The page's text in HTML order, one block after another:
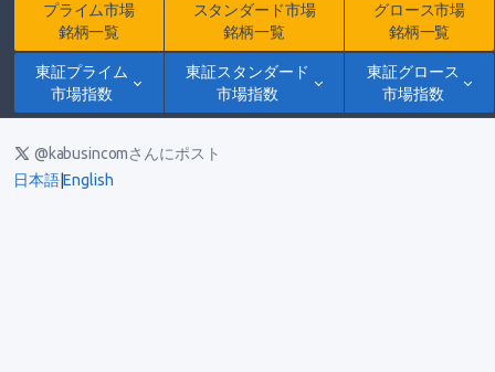
プライム市場
銘柄一覧
スタンダード市場
銘柄一覧
グロース市場
銘柄一覧
東証プライム
市場指数
東証スタンダード
市場指数
東証グロース
市場指数
@kabusincomさんにポスト
日本語|English